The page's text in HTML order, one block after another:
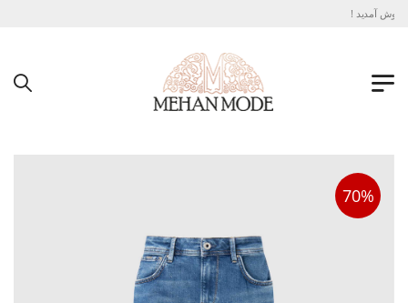
خوش آمدید !
70%